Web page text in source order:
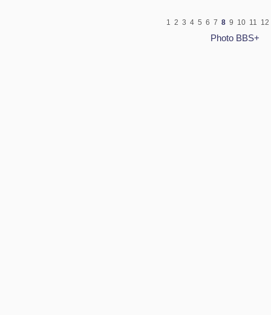
1 2 3 4 5 6 7 8 9 10 11 12
Photo BBS+